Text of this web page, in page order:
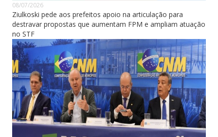
08/07/2026
Ziulkoski pede aos prefeitos apoio na articulação para
destravar propostas que aumentam FPM e ampliam atuação
no STF